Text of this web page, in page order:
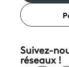
Suivez-
réseaux !